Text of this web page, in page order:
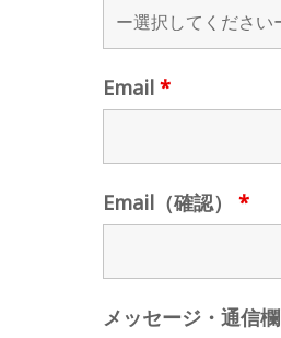
Email *
Email（確認） *
メッセージ・通信欄